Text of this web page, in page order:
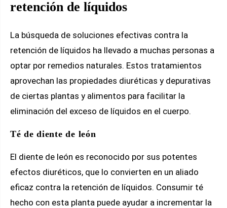
retención de líquidos
La búsqueda de soluciones efectivas contra la
retención de líquidos ha llevado a muchas personas a
optar por remedios naturales. Estos tratamientos
aprovechan las propiedades diuréticas y depurativas
de ciertas plantas y alimentos para facilitar la
eliminación del exceso de líquidos en el cuerpo.
Té de diente de león
El diente de león es reconocido por sus potentes
efectos diuréticos, que lo convierten en un aliado
eficaz contra la retención de líquidos. Consumir té
hecho con esta planta puede ayudar a incrementar la